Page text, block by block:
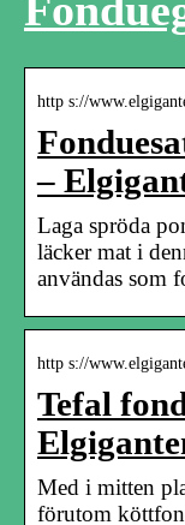
http s://
–
Laga spröda
läcker mat i
användas som
http s://
Tefal
Med i mitten
förutom